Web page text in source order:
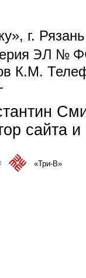
г.
ЭЛ №
К.М.
сайта
is external)«Три-В»